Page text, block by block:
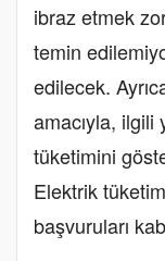
ibraz etmek
temin
edilecek.
amacıyla, ilgili
tüketimini
Elektrik
başvuruları